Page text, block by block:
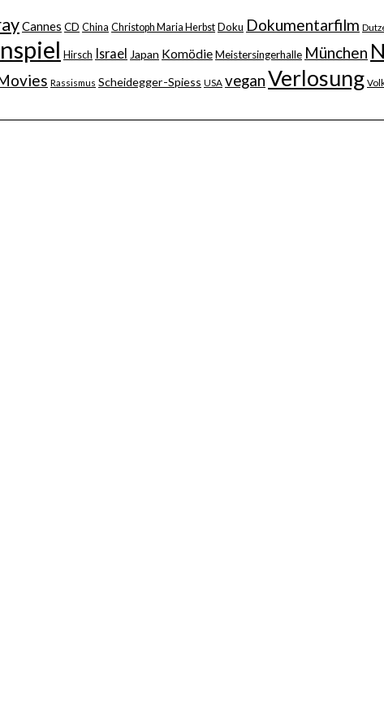
Cannes CD China Christoph Maria HerbstDoku Dokumentarfilm
Hirsch Israel Japan KomödieMeistersingerhalle München
Rassismus Scheidegger-Spiess USA veganVerlosung